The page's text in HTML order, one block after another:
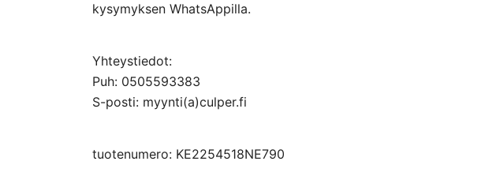
kysymyksen WhatsAppilla.
Yhteystiedot:
Puh: 0505593383
S-posti: myynti(a)culper.fi
tuotenumero: KE2254518NE790